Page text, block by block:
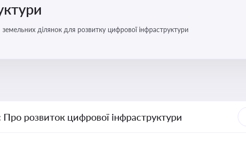
ділянок для розвитку цифрової інфраструктури
розвиток цифрової інфраструктури